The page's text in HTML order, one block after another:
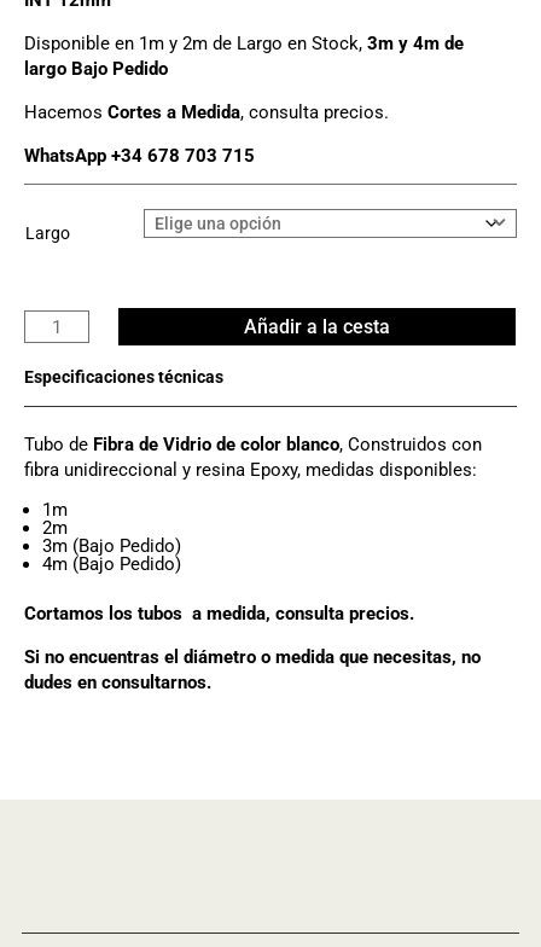
Disponible en 1m y 2m de Largo en Stock, 3m y 4m de
largo Bajo Pedido
Hacemos Cortes a Medida, consulta precios.
WhatsApp +34 678 703 715
Largo
Tubo
Fibra
Vidrio
x
12mm
cantidad
Añadir a la cesta
Tubo de Fibra de Vidrio de color blanco, Construidos con
fibra unidireccional y resina Epoxy, medidas disponibles:
1m
2m
3m (Bajo Pedido)
4m (Bajo Pedido)
Cortamos los tubos a medida, consulta precios.
Si no encuentras el diámetro o medida que necesitas, no
dudes en consultarnos.